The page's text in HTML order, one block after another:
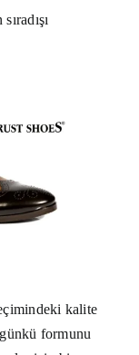
kalite
formunu